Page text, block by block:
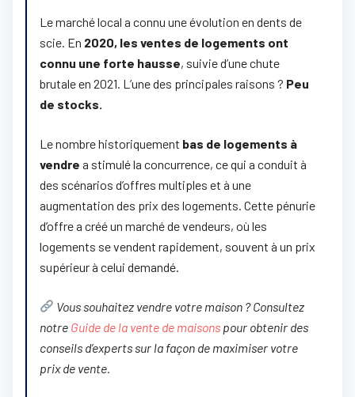
Le marché local a connu une évolution en dents de
scie. En 2020, les ventes de logements ont
connu une forte hausse, suivie d’une chute
brutale en 2021. L’une des principales raisons ? Peu
de stocks.
Le nombre historiquement bas de logements à
vendre a stimulé la concurrence, ce qui a conduit à
des scénarios d’offres multiples et à une
augmentation des prix des logements. Cette pénurie
d’offre a créé un marché de vendeurs, où les
logements se vendent rapidement, souvent à un prix
supérieur à celui demandé.
Vous souhaitez vendre votre maison ? Consultez
notre Guide de la vente de maisons pour obtenir des
conseils d’experts sur la façon de maximiser votre
prix de vente.